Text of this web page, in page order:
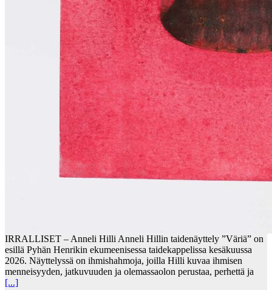
IRRALLISET – Anneli Hilli Anneli Hillin taidenäyttely ”Väriä” on
esillä Pyhän Henrikin ekumeenisessa taidekappelissa kesäkuussa
2026. Näyttelyssä on ihmishahmoja, joilla Hilli kuvaa ihmisen
menneisyyden, jatkuvuuden ja olemassaolon perustaa, perhettä ja
[...]